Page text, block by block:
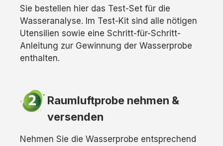
Sie bestellen hier das Test-Set für die
Wasseranalyse. Im Test-Kit sind alle nötigen
Utensilien sowie eine Schritt-für-Schritt-
Anleitung zur Gewinnung der Wasserprobe
enthalten.
Raumluftprobe nehmen &
versenden
Nehmen Sie die Wasserprobe entsprechend